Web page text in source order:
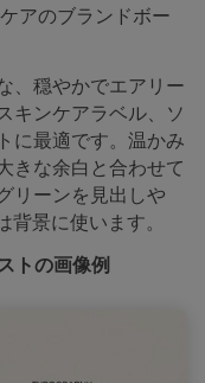
アのブランドボー
、穏やかでエアリー
キンケアラベル、ソ
に最適です。温かみ
きな余白と合わせて
リーンを見出しや
景に使います。
トの画像例